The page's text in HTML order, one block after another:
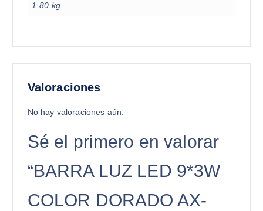
1.80 kg
Valoraciones
No hay valoraciones aún.
Sé el primero en valorar
“BARRA LUZ LED 9*3W
COLOR DORADO AX-